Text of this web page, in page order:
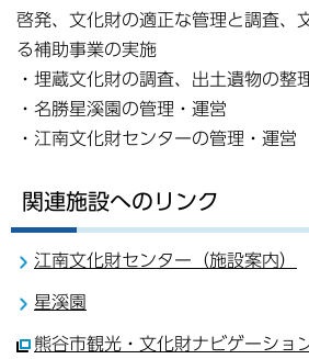
啓発、文化財の適正な管理と調査、
る補助事業の実施
・埋蔵文化財の調査、出土遺物の整
・名勝星溪園の管理・運営
・江南文化財センターの管理・運営
関連施設へのリンク
江南文化財センター（施設案内）
星溪園
熊谷市観光・文化財ナビゲーショ